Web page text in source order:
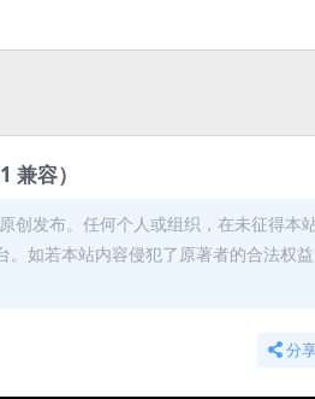
容）
创发布。任何个人或组织，在未征得本
如若本站内容侵犯了原著者的合法权
分